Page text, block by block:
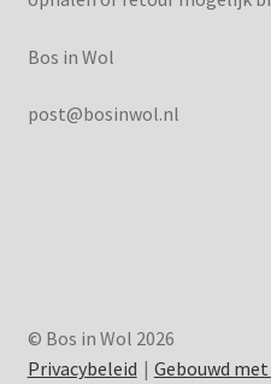
Bos in Wol
post@bosinwol.nl
© Bos in Wol 2026
Privacybeleid
Gebouwd